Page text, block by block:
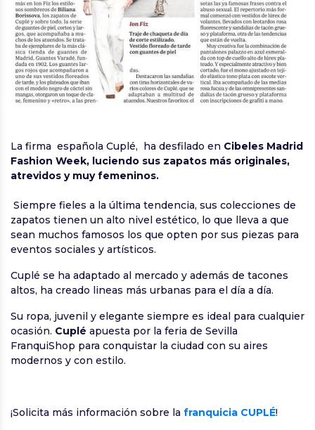
La firma española Cuplé, ha desfilado en Cibeles Madrid
Fashion Week, luciendo sus zapatos más originales,
atrevidos y muy femeninos.
Siempre fieles a la última tendencia, sus colecciones de
zapatos tienen un alto nivel estético, lo que lleva a que
sean muchos famosos los que opten por sus piezas para
eventos sociales y artísticos.
Cuplé se ha adaptado al mercado y además de tacones
altos, ha creado lineas más urbanas para el día a día.
Su ropa, juvenil y elegante siempre es ideal para cualquier
ocasión. Cuplé apuesta por la feria de Sevilla
FranquiShop para conquistar la ciudad con su aires
modernos y con estilo.
¡Solicita más información sobre la franquicia CUPLÉ!